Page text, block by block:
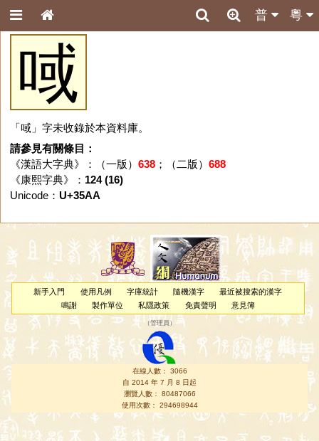
粵
普
㖪
「㖪」字未收錄於本資料庫。
請參見有關條目：
《漢語大字典》：（一版） 638；（二版） 688
《康熙字典》： 124 (16)
Unicode： U+35AA
新手入門 使用凡例 字庫統計 隨機漢字
最近被搜索的漢字
鳴謝
製作單位 私隱政策 免責聲明 意見簿
（管理員 ）
在線人數： 3066
自 2014 年 7 月 8 日起
瀏覽人數： 80487066
使用次數： 294698944